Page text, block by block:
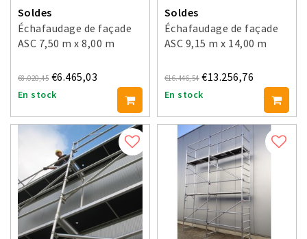
Soldes
Échafaudage de façade
ASC 7,50 m x 8,00 m
€8.020,45 €6.465,03
En stock
Soldes
Échafaudage de façade
ASC 9,15 m x 14,00 m
€16.446,54 €13.256,76
En stock